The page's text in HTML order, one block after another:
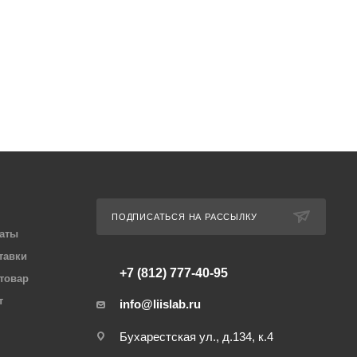
ПОДПИСАТЬСЯ НА РАССЫЛКУ
+7 (812) 777-40-95
info@liislab.ru
Бухарестская ул., д.134, к.4